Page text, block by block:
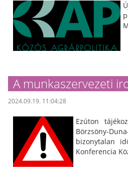
A munkaszervezeti
2024.09.19. 11:04:28
Ezúton
Börzsöny-
bizonytalan
Konferencia